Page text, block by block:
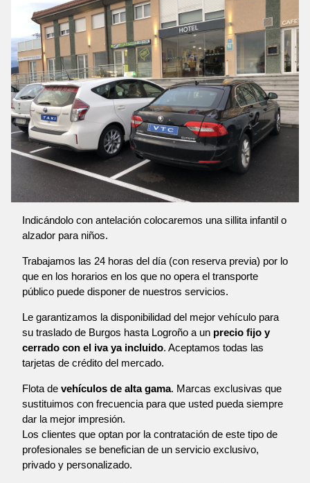
Indicándolo con antelación colocaremos una sillita infantil o
alzador para niños.
Trabajamos las 24 horas del día (con reserva previa) por lo
que en los horarios en los que no opera el transporte
público puede disponer de nuestros servicios.
Le garantizamos la disponibilidad del mejor vehículo para
su traslado de Burgos hasta Logroño a un precio fijo y
cerrado con el iva ya incluido. Aceptamos todas las
tarjetas de crédito del mercado.
Flota de vehículos de alta gama. Marcas exclusivas que
sustituimos con frecuencia para que usted pueda siempre
dar la mejor impresión.
Los clientes que optan por la contratación de este tipo de
profesionales se benefician de un servicio exclusivo,
privado y personalizado.